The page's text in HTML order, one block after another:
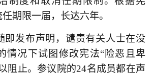
期限一届，长达六年。
即发布声明，谴责有关人士在没
情况下试图修改宪法“险恶且卑
阻止。参议院的24名成员都在声